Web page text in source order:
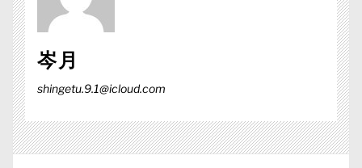
岑月
shingetu.9.1@icloud.com